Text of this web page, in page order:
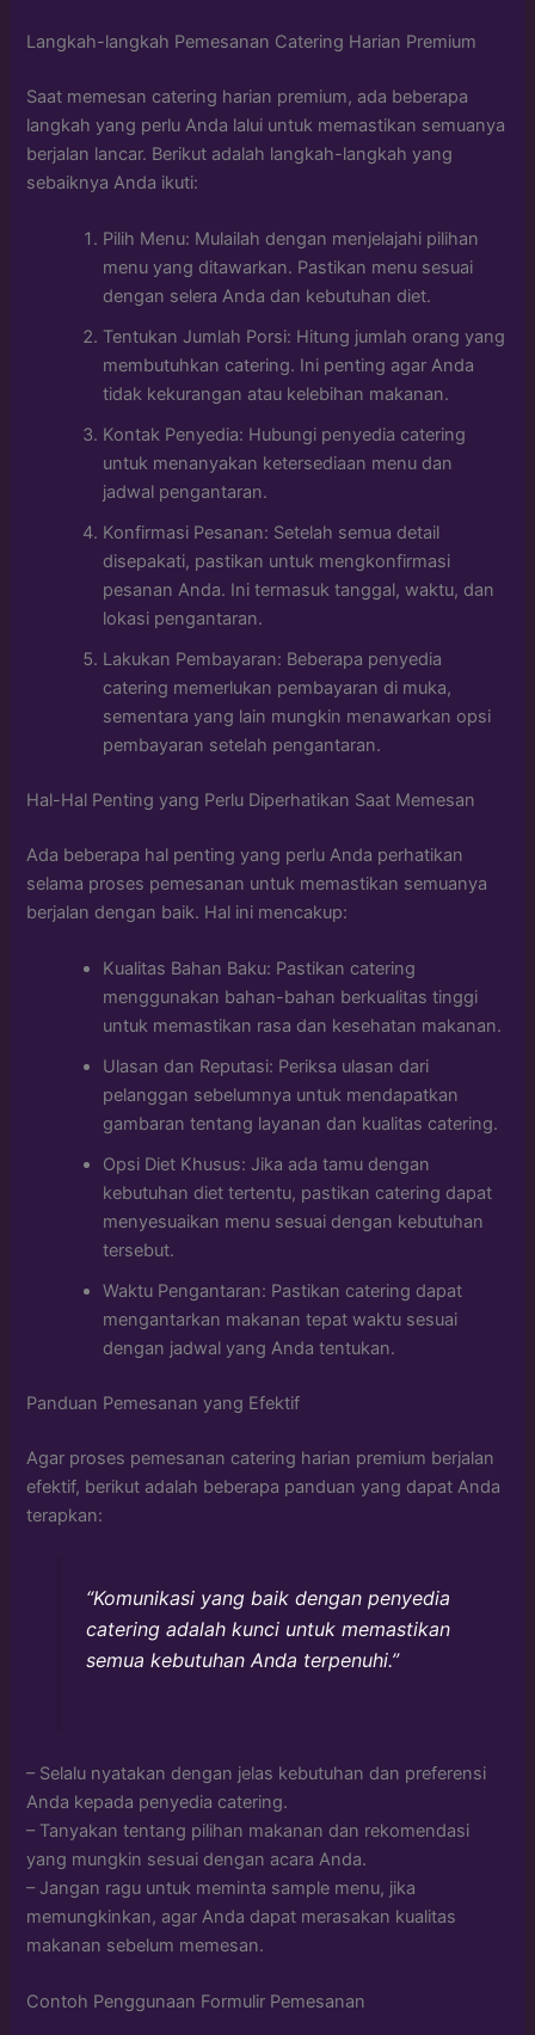
Langkah-langkah Pemesanan Catering Harian Premium
Saat memesan catering harian premium, ada beberapa
langkah yang perlu Anda lalui untuk memastikan semuanya
berjalan lancar. Berikut adalah langkah-langkah yang
sebaiknya Anda ikuti:
Pilih Menu: Mulailah dengan menjelajahi pilihan
menu yang ditawarkan. Pastikan menu sesuai
dengan selera Anda dan kebutuhan diet.
Tentukan Jumlah Porsi: Hitung jumlah orang yang
membutuhkan catering. Ini penting agar Anda
tidak kekurangan atau kelebihan makanan.
Kontak Penyedia: Hubungi penyedia catering
untuk menanyakan ketersediaan menu dan
jadwal pengantaran.
Konfirmasi Pesanan: Setelah semua detail
disepakati, pastikan untuk mengkonfirmasi
pesanan Anda. Ini termasuk tanggal, waktu, dan
lokasi pengantaran.
Lakukan Pembayaran: Beberapa penyedia
catering memerlukan pembayaran di muka,
sementara yang lain mungkin menawarkan opsi
pembayaran setelah pengantaran.
Hal-Hal Penting yang Perlu Diperhatikan Saat Memesan
Ada beberapa hal penting yang perlu Anda perhatikan
selama proses pemesanan untuk memastikan semuanya
berjalan dengan baik. Hal ini mencakup:
Kualitas Bahan Baku: Pastikan catering
menggunakan bahan-bahan berkualitas tinggi
untuk memastikan rasa dan kesehatan makanan.
Ulasan dan Reputasi: Periksa ulasan dari
pelanggan sebelumnya untuk mendapatkan
gambaran tentang layanan dan kualitas catering.
Opsi Diet Khusus: Jika ada tamu dengan
kebutuhan diet tertentu, pastikan catering dapat
menyesuaikan menu sesuai dengan kebutuhan
tersebut.
Waktu Pengantaran: Pastikan catering dapat
mengantarkan makanan tepat waktu sesuai
dengan jadwal yang Anda tentukan.
Panduan Pemesanan yang Efektif
Agar proses pemesanan catering harian premium berjalan
efektif, berikut adalah beberapa panduan yang dapat Anda
terapkan:
“Komunikasi yang baik dengan penyedia
catering adalah kunci untuk memastikan
semua kebutuhan Anda terpenuhi.”
– Selalu nyatakan dengan jelas kebutuhan dan preferensi
Anda kepada penyedia catering.
– Tanyakan tentang pilihan makanan dan rekomendasi
yang mungkin sesuai dengan acara Anda.
– Jangan ragu untuk meminta sample menu, jika
memungkinkan, agar Anda dapat merasakan kualitas
makanan sebelum memesan.
Contoh Penggunaan Formulir Pemesanan